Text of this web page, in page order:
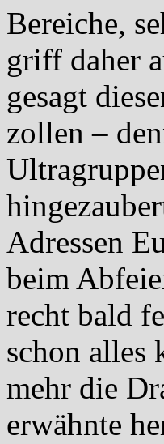
Bereiche,
griff daher
gesagt
zollen –
Adressen
beim
recht bald
schon alles
mehr die
erwähnte